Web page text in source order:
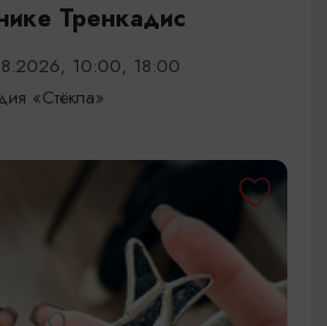
Тренкадис
10:00, 18:00
«Стёкла»